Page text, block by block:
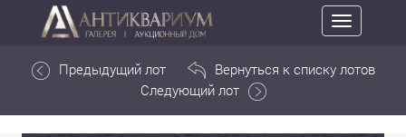
Toggle
navigation
Предыдущий лот
Вернуться к списку лотов
Следующий лот